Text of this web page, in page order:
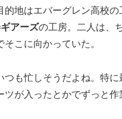
的地はエバーグレン高校の
ギアーズの工房。二人は、
こに向かっていた。
つも忙しそうだよね。特に
ツが入ったとかでずっと作